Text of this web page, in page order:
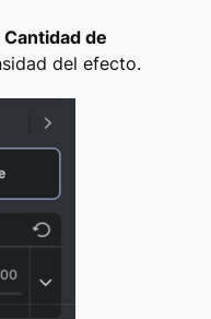
de
del efecto.